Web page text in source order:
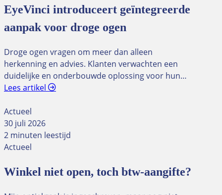
EyeVinci introduceert geïntegreerde
aanpak voor droge ogen
Droge ogen vragen om meer dan alleen
herkenning en advies. Klanten verwachten een
duidelijke en onderbouwde oplossing voor hun…
Lees artikel
Actueel
30 juli 2026
2 minuten leestijd
Actueel
Winkel niet open, toch btw-aangifte?